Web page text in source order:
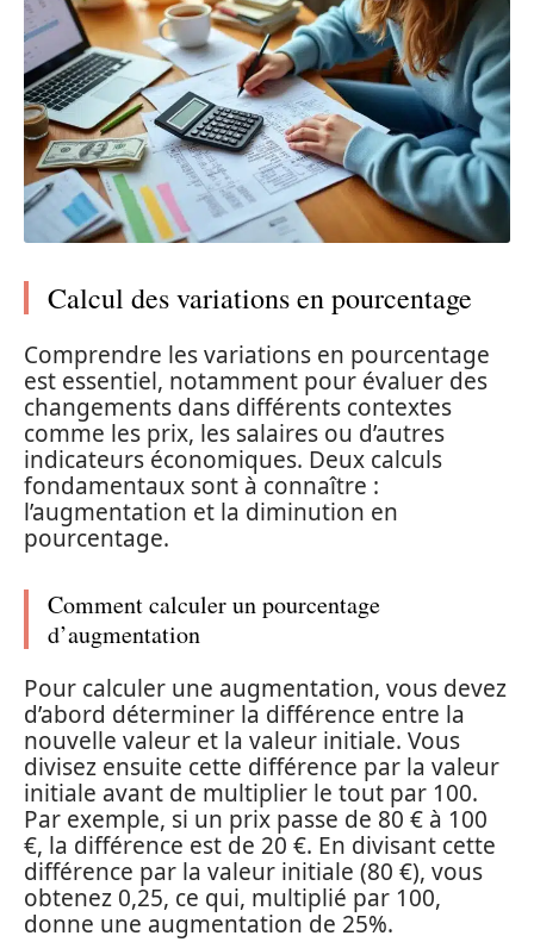
Calcul des variations en pourcentage
Comprendre les variations en pourcentage
est essentiel, notamment pour évaluer des
changements dans différents contextes
comme les prix, les salaires ou d’autres
indicateurs économiques. Deux calculs
fondamentaux sont à connaître :
l’augmentation et la diminution en
pourcentage.
Comment calculer un pourcentage
d’augmentation
Pour calculer une augmentation, vous devez
d’abord déterminer la différence entre la
nouvelle valeur et la valeur initiale. Vous
divisez ensuite cette différence par la valeur
initiale avant de multiplier le tout par 100.
Par exemple, si un prix passe de 80 € à 100
€, la différence est de 20 €. En divisant cette
différence par la valeur initiale (80 €), vous
obtenez 0,25, ce qui, multiplié par 100,
donne une augmentation de 25%.